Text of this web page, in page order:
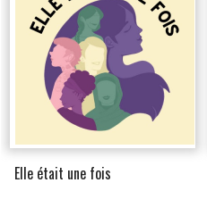
Elle était une fois